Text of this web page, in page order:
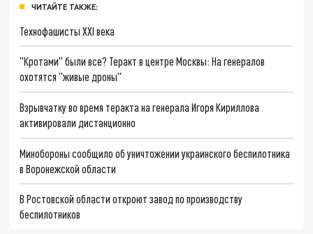
ЧИТАЙТЕ ТАКЖЕ:
Технофашисты XXI века
"Кротами" были все? Теракт в центре Москвы: На генералов
охотятся "живые дроны"
Взрывчатку во время теракта на генерала Игоря Кириллова
активировали дистанционно
Минобороны сообщило об уничтожении украинского беспилотника
в Воронежской области
В Ростовской области откроют завод по производству
беспилотников